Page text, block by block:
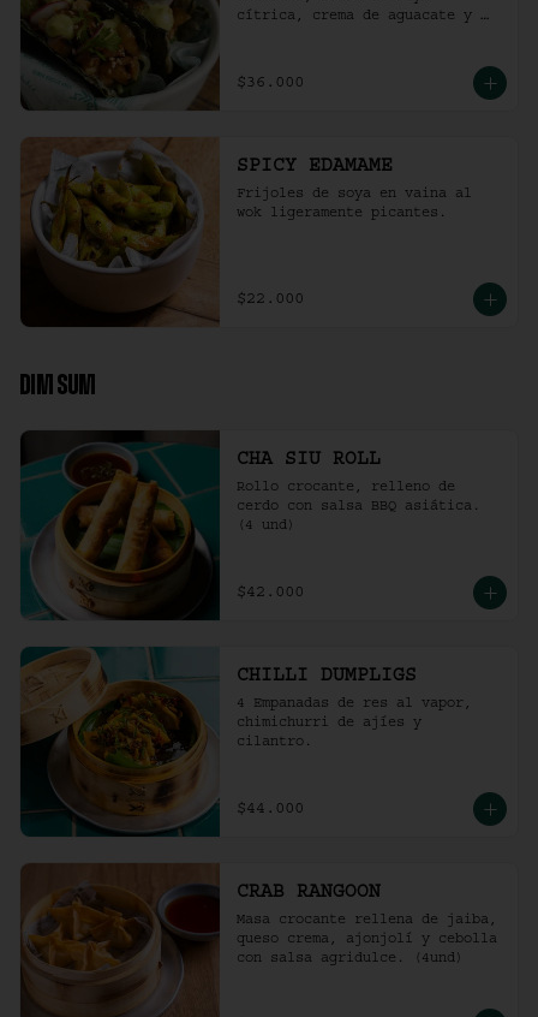
cítrica, crema de aguacate y
$36.000
SPICY EDAMAME
Frijoles de soya en vaina al
wok ligeramente picantes.
$22.000
DIM SUM
CHA SIU ROLL
Rollo crocante, relleno de
cerdo con salsa BBQ asiática.
(4 und)
$42.000
CHILLI DUMPLIGS
4 Empanadas de res al vapor,
chimichurri de ajíes y
cilantro.
$44.000
CRAB RANGOON
Masa crocante rellena de jaiba,
queso crema, ajonjolí y cebolla
con salsa agridulce. (4und)